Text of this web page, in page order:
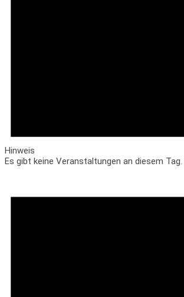
Hinweis
Es gibt keine Veranstaltungen an diesem Tag.